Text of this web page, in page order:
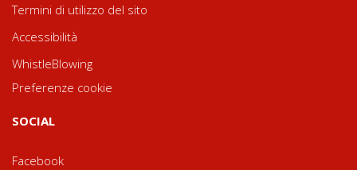
Termini di utilizzo del sito
Accessibilità
WhistleBlowing
Preferenze cookie
SOCIAL
Facebook